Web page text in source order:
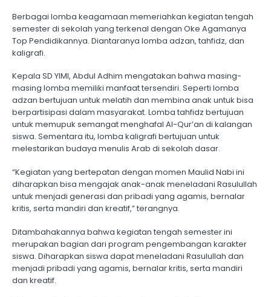
Berbagai lomba keagamaan memeriahkan kegiatan tengah
semester di sekolah yang terkenal dengan Oke Agamanya
Top Pendidikannya. Diantaranya lomba adzan, tahfidz, dan
kaligrafi.
Kepala SD YIMI, Abdul Adhim mengatakan bahwa masing-
masing lomba memiliki manfaat tersendiri. Seperti lomba
adzan bertujuan untuk melatih dan membina anak untuk bisa
berpartisipasi dalam masyarakat. Lomba tahfidz bertujuan
untuk memupuk semangat menghafal Al-Qur’an di kalangan
siswa. Sementara itu, lomba kaligrafi bertujuan untuk
melestarikan budaya menulis Arab di sekolah dasar.
“Kegiatan yang bertepatan dengan momen Maulid Nabi ini
diharapkan bisa mengajak anak-anak meneladani Rasulullah
untuk menjadi generasi dan pribadi yang agamis, bernalar
kritis, serta mandiri dan kreatif,” terangnya.
Ditambahakannya bahwa kegiatan tengah semester ini
merupakan bagian dari program pengembangan karakter
siswa. Diharapkan siswa dapat meneladani Rasulullah dan
menjadi pribadi yang agamis, bernalar kritis, serta mandiri
dan kreatif.